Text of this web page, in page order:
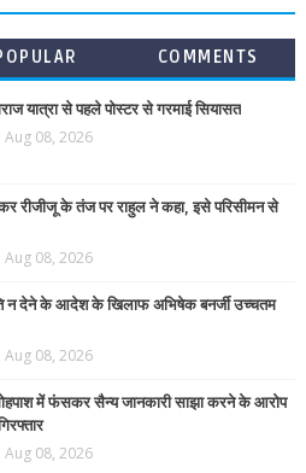
COMMENTS
यात्रा से पहले पोस्टर से गरमाई सियासत
Aug 08, 2026
रीजीजू के तंज पर राहुल ने कहा, इसे परिसीमन से
Aug 08, 2026
न देने के आदेश के खिलाफ अभिषेक बनर्जी उच्चतम
Aug 08, 2026
में फंसकर सैन्य जानकारी साझा करने के आरोप
Aug 08, 2026